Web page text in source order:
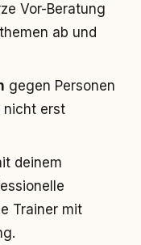
Vor-Beratung
ab und
gegen Personen
nicht erst
deinem
Trainer mit